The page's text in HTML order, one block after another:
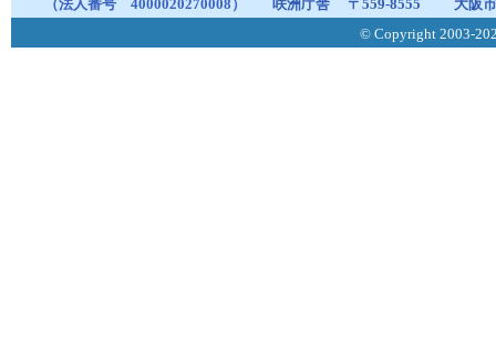
（法人番号 4000020270008）
咲洲庁舎
〒559-8555
大阪
© Copyright 2003-